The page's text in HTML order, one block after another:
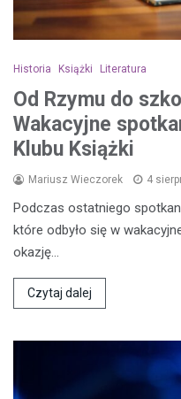
Historia Książki Literatura
Od Rzymu do
Wakacyjne
Klubu Książki
Mariusz Wieczorek 4
Podczas ostatniego
które odbyło się w
okazję…
Czytaj dalej